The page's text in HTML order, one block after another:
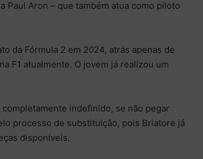
Paul Aron – que também atua como piloto
da Fórmula 2 em 2024, atrás apenas de
F1 atualmente. O jovem já realizou um
indefinido, se não pegar
processo de substituição, pois Briatore já
disponíveis.